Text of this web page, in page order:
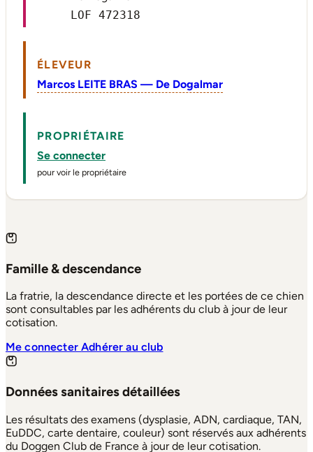
LOF 472318
ÉLEVEUR
Marcos LEITE BRAS — De Dogalmar
PROPRIÉTAIRE
Se connecter
pour voir le propriétaire
Famille & descendance
La fratrie, la descendance directe et les portées de ce chien
sont consultables par les adhérents du club à jour de leur
cotisation.
Me connecterAdhérer au club
Données sanitaires détaillées
Les résultats des examens (dysplasie, ADN, cardiaque, TAN,
EuDDC, carte dentaire, couleur) sont réservés aux adhérents
du Doggen Club de France à jour de leur cotisation.